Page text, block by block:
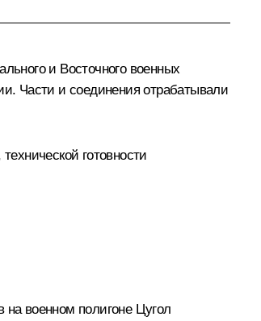
и Восточного военных
Части и соединения отрабатывали
готовности
военном полигоне Цугол